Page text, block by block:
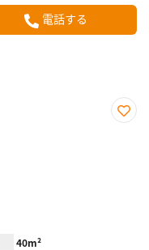
電話する
40m²